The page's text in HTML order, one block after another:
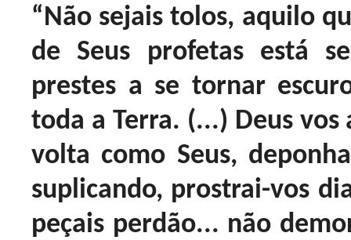
“Não sejais tolos, aquilo
de Seus profetas está
prestes a se tornar
toda a Terra. (...) Deus
volta como Seus,
suplicando, prostrai-vos
peçais perdão... não